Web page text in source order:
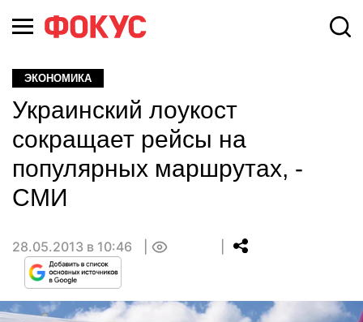
ЭКОНОМИКА
Украинский лоукост
сокращает рейсы на
популярных маршрутах, -
СМИ
28.05.2013 в 10:46